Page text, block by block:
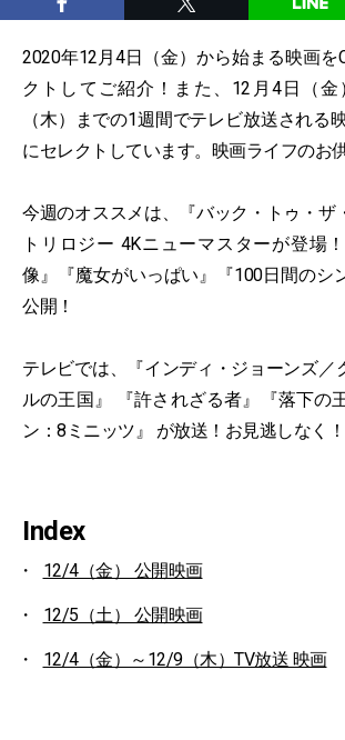
2020年12月4日（金）から始まる映画を
クトしてご紹介！また、12月4日（金
（木）までの1週間でテレビ放送される
にセレクトしています。映画ライフのお
今週のオススメは、『バック・トゥ・ザ
トリロジー 4Kニューマスターが登場
像』『魔女がいっぱい』『100日間のシ
公開！
テレビでは、『インディ・ジョーンズ／
ルの王国』 『許されざる者』『落下の
ン：8ミニッツ』 が放送！お見逃しなく！
Index
12/4（金） 公開映画
12/5（土） 公開映画
12/4（金）～12/9（木）TV放送 映画